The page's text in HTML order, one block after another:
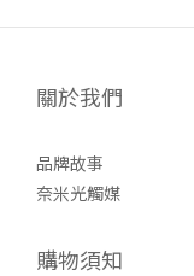
關於我們
品牌故事
奈米光觸媒
購物須知